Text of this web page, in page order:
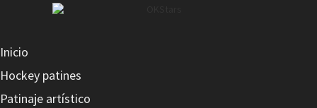
Inicio
Hockey patines
Patinaje artístico